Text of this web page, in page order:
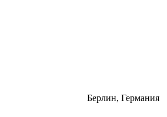
Берлин, Германия